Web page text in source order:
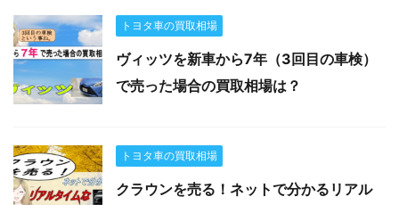
トヨタ車の買取相場
ヴィッツを新車から7年（3回目の車検）
で売った場合の買取相場は？
トヨタ車の買取相場
クラウンを売る！ネットで分かるリアル